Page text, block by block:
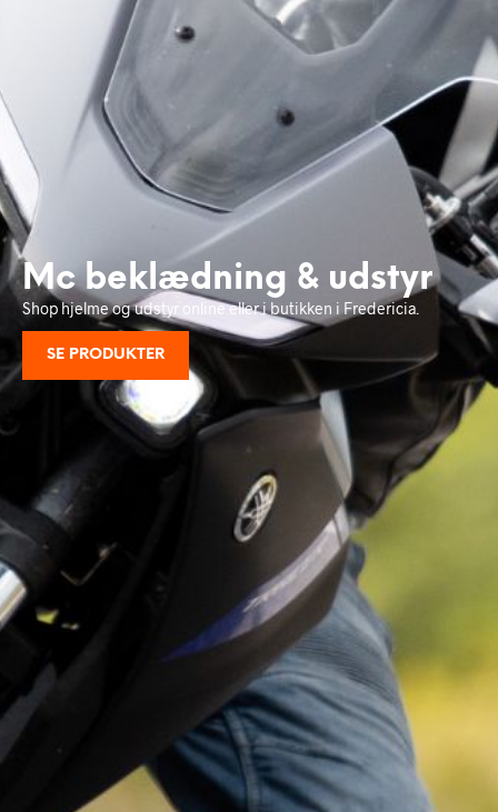
Mc beklædning & udstyr
Shop hjelme og udstyr online eller i butikken i Fredericia.
SE PRODUKTER